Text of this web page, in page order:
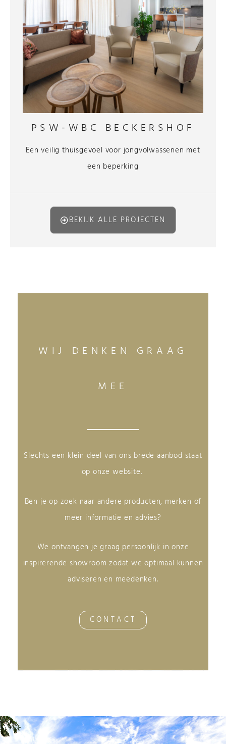
PSW-WBC BECKERSHOF
Een veilig thuisgevoel voor jongvolwassenen met
een beperking
BEKIJK ALLE PROJECTEN
WIJ DENKEN GRAAG
MEE
Slechts een klein deel van ons brede aanbod staat
op onze website.
Ben je op zoek naar andere producten, merken of
meer informatie en advies?
We ontvangen je graag persoonlijk in onze
inspirerende showroom zodat we optimaal kunnen
adviseren en meedenken.
CONTACT